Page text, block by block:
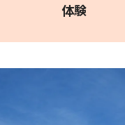
体験